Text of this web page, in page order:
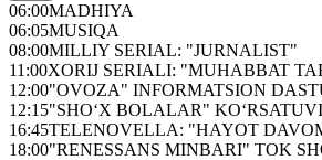
06:00MADHIYA
06:05MUSIQA
08:00MILLIY SERIAL: "JURNALIST"
11:00XORIJ SERIALI: "MUHABBAT
12:00"OVOZA" INFORMATSION
12:15"SHO‘X BOLALAR" KO‘RSATUVI
16:45TELENOVELLA: "HAYOT
18:00"RENESSANS MINBARI" TOK